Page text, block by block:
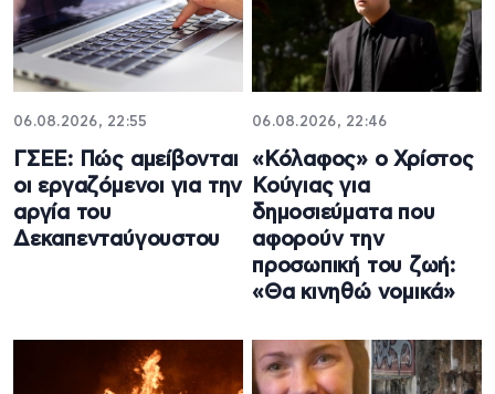
06.08.2026, 22:55
ΓΣΕΕ: Πώς αμείβονται
οι εργαζόμενοι για την
αργία του
Δεκαπενταύγουστου
06.08.2026, 22:46
«Κόλαφος» ο Χρίστος
Κούγιας για
δημοσιεύματα που
αφορούν την
προσωπική του ζωή:
«Θα κινηθώ νομικά»